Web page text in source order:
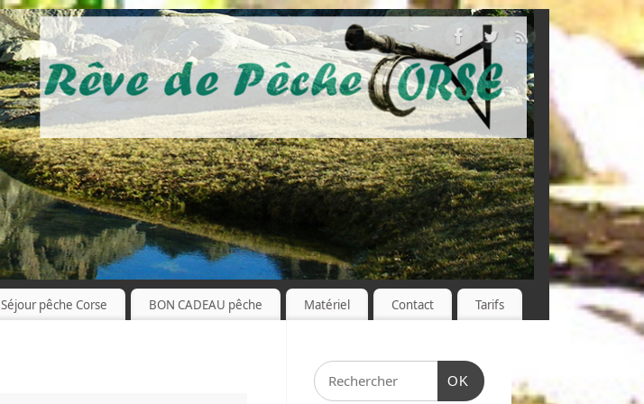
Séjour pêche Corse BON CADEAU pêche Matériel Contact Tarifs
OK